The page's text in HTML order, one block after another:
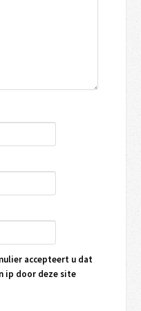
accepteert u dat
ip door deze site